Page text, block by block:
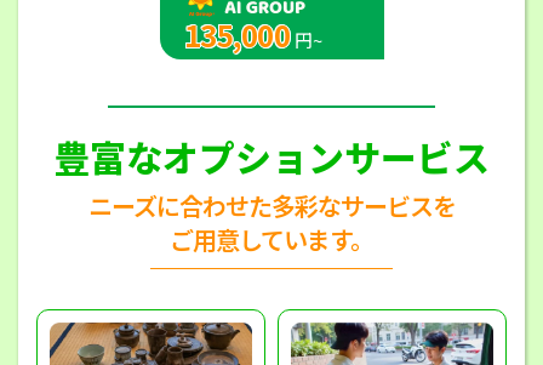
135,000 円~
豊富なオプションサービス
ニーズに合わせた多彩なサービスを
ご用意しています。